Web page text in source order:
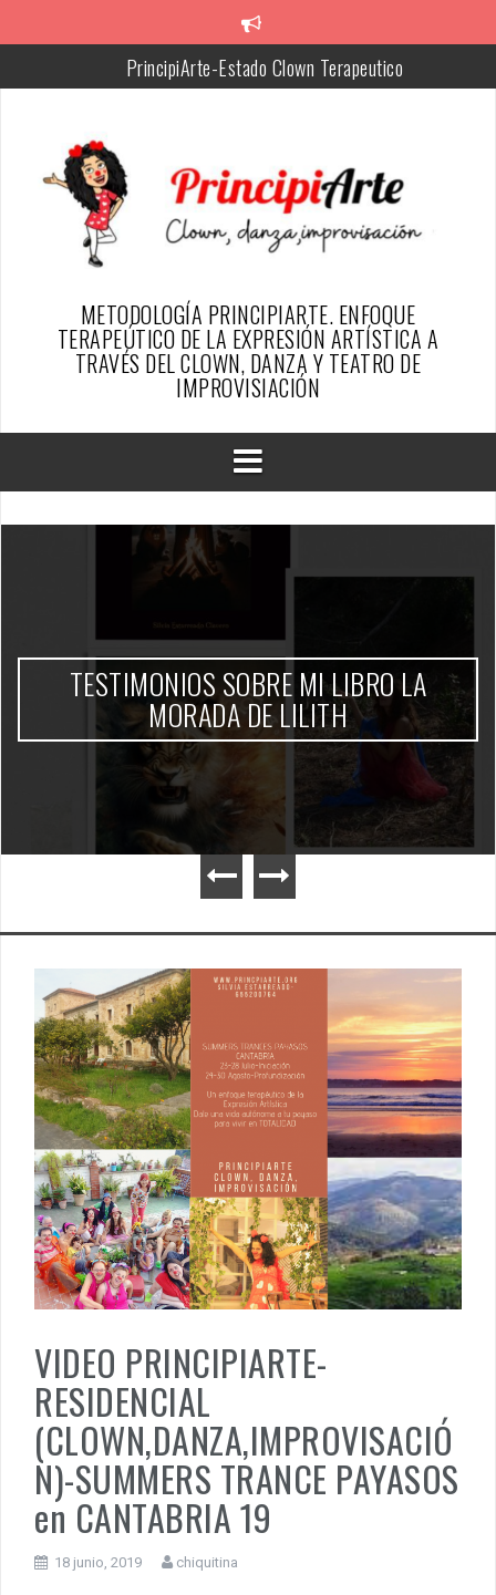
to
PrincipiArte-Estado Clown Terapeutico
Silvia, Creadora de la metodología PrincipiArte
Resumen del proyecto
SER PAYASO DESDE EL ENFOQUE TERAPÉUTICO DE
PRINCIPIARTE-ARTICULO REVISTA ESFINGE
TESTIMONIOS PAYAS@S DE ALGUN@S PRINCIPIARTES
METODOLOGÍA PRINCIPIARTE. ENFOQUE
TERAPEÚTICO DE LA EXPRESIÓN ARTÍSTICA A
TRAVÉS DEL CLOWN, DANZA Y TEATRO DE
IMPROVISIACIÓN
TESTIMONIOS SOBRE MI LIBRO LA
MORADA DE LILITH
VIDEO PRINCIPIARTE-
RESIDENCIAL
(CLOWN,DANZA,IMPROVISACIÓ
N)-SUMMERS TRANCE PAYASOS
en CANTABRIA 19
18 junio, 2019 chiquitina